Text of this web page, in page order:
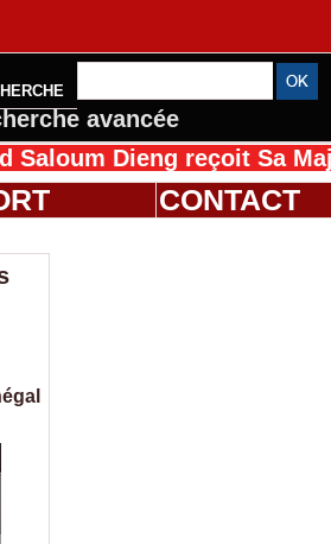
avancée
Dieng reçoit Sa Majesté
CONTACT